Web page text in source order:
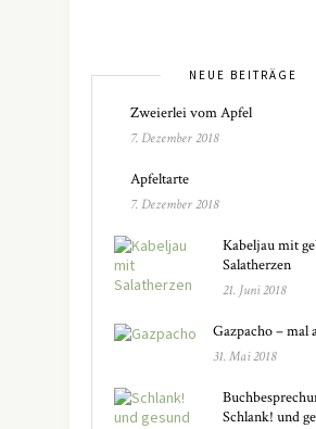
NEUE BEITRÄGE
Zweierlei vom Apfel
7. Dezember 2018
Apfeltarte
7. Dezember 2018
Kabeljau mit
Salatherzen
21. Juni 2018
Gazpacho – mal
31. Mai 2018
Schlank! und